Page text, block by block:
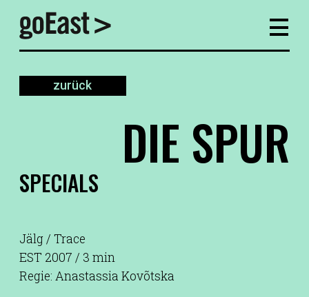
zurück
DIE SPUR
SPECIALS
Jälg / Trace
EST 2007 / 3 min
Regie: Anastassia Kovõtska